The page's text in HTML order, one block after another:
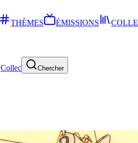
THÈMES ÉMISSIONS
Collec Chercher